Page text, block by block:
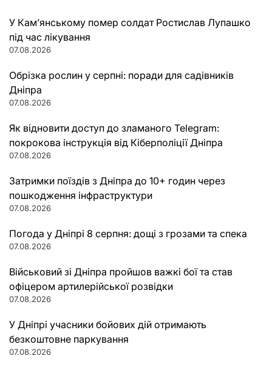
У Кам’янському помер солдат Ростислав Лупашко
під час лікування
07.08.2026
Обрізка рослин у серпні: поради для садівників
Дніпра
07.08.2026
Як відновити доступ до зламаного Telegram:
покрокова інструкція від Кіберполіції Дніпра
07.08.2026
Затримки поїздів з Дніпра до 10+ годин через
пошкодження інфраструктури
07.08.2026
Погода у Дніпрі 8 серпня: дощі з грозами та спека
07.08.2026
Військовий зі Дніпра пройшов важкі бої та став
офіцером артилерійської розвідки
07.08.2026
У Дніпрі учасники бойових дій отримають
безкоштовне паркування
07.08.2026